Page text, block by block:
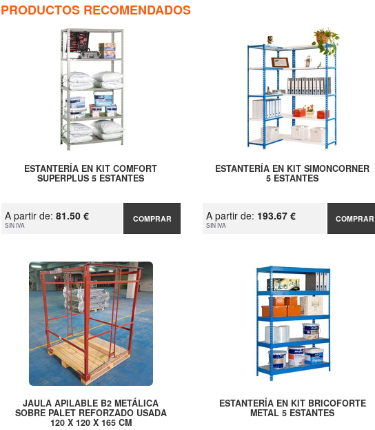
PRODUCTOS RECOMENDADOS
ESTANTERÍA EN KIT COMFORT
SUPERPLUS 5 ESTANTES
A partir de: 81.50 €
SIN IVA
COMPRAR
ESTANTERÍA EN KIT SIMONCORNER
5 ESTANTES
A partir de: 193.67 €
SIN IVA
COMPRAR
JAULA APILABLE B2 METÁLICA
SOBRE PALET REFORZADO USADA
120 X 120 X 165 CM
ESTANTERÍA EN KIT BRICOFORTE
METAL 5 ESTANTES